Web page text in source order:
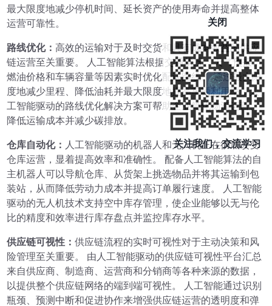
最大限度地减少停机时间、延长资产的使用寿命并提高整体
运营可靠性。
路线优化：高效的运输对于及时交货和具有成本效益的供应
链运营至关重要。 人工智能算法根据交通状况、天气预报、
燃油价格和车辆容量等因素实时优化配送路线。 通过最大限
度地减少里程、降低油耗并最大限度地提高车辆利用率，人
工智能驱动的路线优化解决方案可帮助企业简化物流运营、
降低运输成本并减少碳排放。
仓库自动化： 人工智能驱动的机器人和无人机正在彻底改变
仓库运营，显着提高效率和准确性。 配备人工智能算法的自
主机器人可以导航仓库、从货架上挑选物品并将其运输到包
装站，从而降低劳动力成本并提高订单履行速度。 人工智能
驱动的无人机技术支持空中库存管理，使企业能够以无与伦
比的精度和效率进行库存盘点并监控库存水平。
供应链可视性：供应链流程的实时可视性对于主动决策和风
险管理至关重要。 由人工智能驱动的供应链可视性平台汇总
来自供应商、制造商、运营商和分销商等各种来源的数据，
以提供整个供应链网络的端到端可视性。 人工智能通过识别
瓶颈、预测中断和促进协作来增强供应链运营的透明度和弹
关闭
关注我们，交流学习